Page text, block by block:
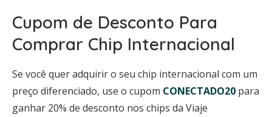
Cupom de Desconto Para
Comprar Chip Internacional
Se você quer adquirir o seu chip internacional com um
preço diferenciado, use o cupom CONECTADO20 para
ganhar 20% de desconto nos chips da Viaje